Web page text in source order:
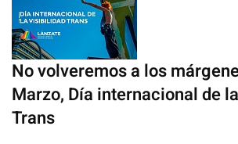
No volveremos a los
Marzo, Día internacional de
Trans